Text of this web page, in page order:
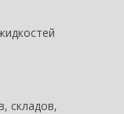
складов,